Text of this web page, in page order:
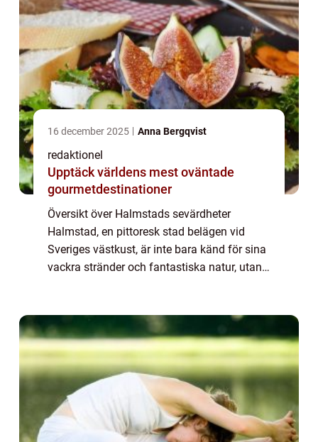
16 december 2025 Anna Bergqvist
redaktionel
Upptäck världens mest oväntade
gourmetdestinationer
Översikt över Halmstads sevärdheter
Halmstad, en pittoresk stad belägen vid
Sveriges västkust, är inte bara känd för sina
vackra stränder och fantastiska natur, utan